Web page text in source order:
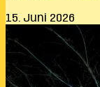
15. Juni 2026